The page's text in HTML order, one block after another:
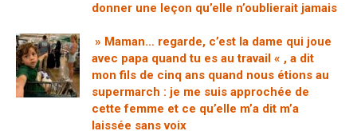
donner une leçon qu’elle n’oublierait jamais
» Maman… regarde, c’est la dame qui joue
avec papa quand tu es au travail « , a dit
mon fils de cinq ans quand nous étions au
supermarch : je me suis approchée de
cette femme et ce qu’elle m’a dit m’a
laissée sans voix